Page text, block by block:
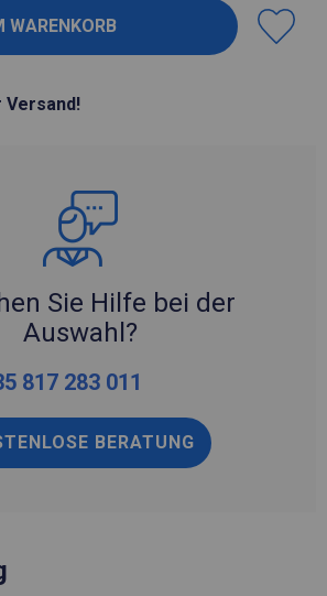
Sie Hilfe bei der
Auswahl?
817 283 011
BERATUNG